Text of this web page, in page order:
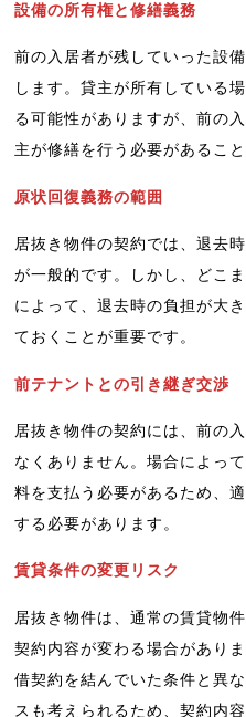
設備の所有権と修繕義務
前の入居者が残していった設
します。貸主が所有している
る可能性がありますが、前の
主が修繕を行う必要があること
原状回復義務の範囲
居抜き物件の契約では、退去
が一般的です。しかし、どこ
によって、退去時の負担が大
ておくことが重要です。
前テナントとの引き継ぎ交渉
居抜き物件の契約には、前の
なくありません。場合によっ
料を支払う必要があるため、
する必要があります。
賃貸条件の変更リスク
居抜き物件は、通常の賃貸物
契約内容が変わる場合があり
借契約を結んでいた条件と異
スも考えられるため、契約内